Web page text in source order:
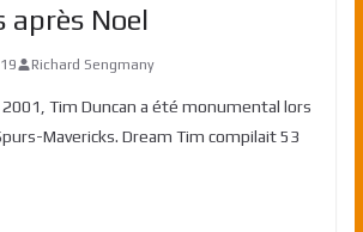
après Noel
Richard Sengmany
Tim Duncan a été monumental lors
Mavericks. Dream Tim compilait 53